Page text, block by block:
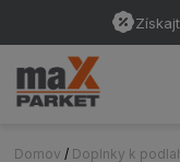
Domov / Doplnky k